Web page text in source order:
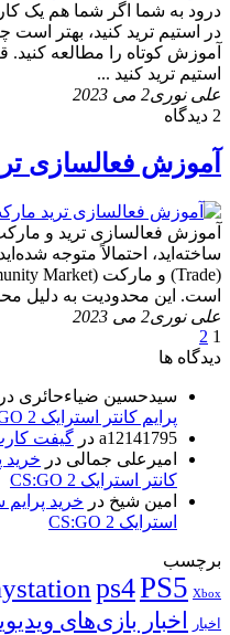
درود به شما اگر شما هم یک
در استیم ترید کنید، بهتر است
آموزش کوتاه را مطالعه کنید.
استیم ترید کنید ...
علی نوری2 می 2023
2 دیدگاه
آموزش فعالسازی
آموزش فعالسازی ترید و
ساخته‌اید، احتمالاً متوجه
است. این محدودیت به دلیل
علی نوری2 می 2023
1
2
دیدگاه ها
سیدحسین ضیاءحائری در
پرایم کانتر استرایک 2 CS:GO
a12141795 در گیفت کارت پلی
امیرعلی جمالی در
کانتر استرایک 2 CS:GO
امین شیخ در
استرایک 2 CS:GO
برچسب
ps4PS5 Xbox
اخبار
اخبار بازی‌های